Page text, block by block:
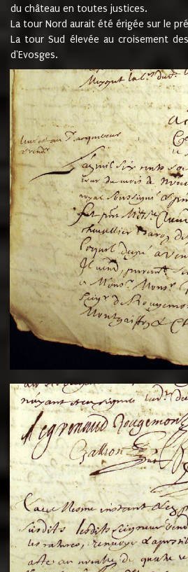
du château en toutes justices.
La tour Nord aurait été érigée sur le
La tour Sud élevée au croisement
d'Evosges.